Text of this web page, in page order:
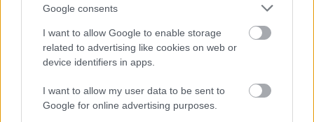
Google consents
I want to allow Google to enable storage
related to advertising like cookies on web or
device identifiers in apps.
I want to allow my user data to be sent to
Google for online advertising purposes.
IRODALOM ÉS TERMÉSZET TALÁLKOZÁSA A